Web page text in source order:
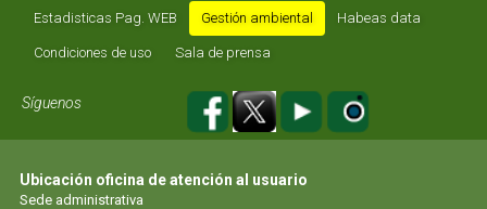
Estadisticas Pag. WEB Gestión ambiental Habeas data
Condiciones de uso Sala de prensa
Síguenos
Ubicación oficina de atención al usuario
Sede administrativa